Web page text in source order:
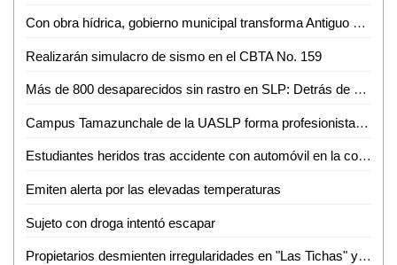
Con obra hídrica, gobierno municipal transforma Antiguo Tambolón
Realizarán simulacro de sismo en el CBTA No. 159
Más de 800 desaparecidos sin rastro en SLP: Detrás de cada número hay una historia pendiente
Campus Tamazunchale de la UASLP forma profesionistas preparados para enfrentar retos del ámbito financiero
Estudiantes heridos tras accidente con automóvil en la colonia Pueblo Nuevo
Emiten alerta por las elevadas temperaturas
Sujeto con droga intentó escapar
Propietarios desmienten irregularidades en "Las Tichas" y acusa de violencia al MHD